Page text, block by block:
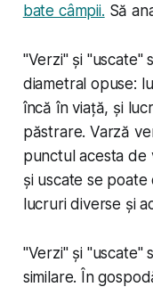
bate câmpii. Să
"Verzi" și "uscate"
diametral opuse:
încă în viață, și
păstrare. Varză
punctul acesta
și uscate se
lucruri diverse și
"Verzi" și "uscate"
similare. În